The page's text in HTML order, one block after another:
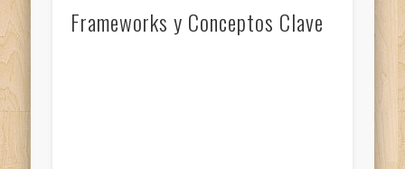
Frameworks y Conceptos Clave